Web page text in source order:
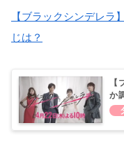
【ブラックシンデレラ
じは？
か